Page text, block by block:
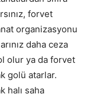
forvet
organizasyonu
daha ceza
olur ya da forvet
golü atarlar.
halı saha